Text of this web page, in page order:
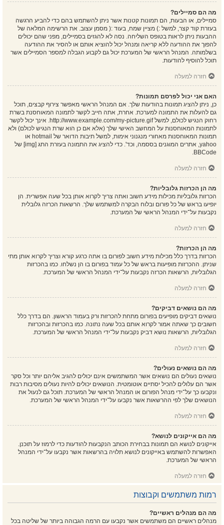
מה הם סמיילים?
סמיילים, או הבעות, הם תמונות קטנות אשר ניתן להשתמש בהם כדי להביע הרגשה
בעזרת קוד קצר, למשל :) מציין שמח, בעוד :( מסמן עצוב. את הרשימה המלאה של
ההבעות ניתן לראות בטופס השליחה. נסה לא להגזים בסמיילים, מפני שהם יכולים
להפוך את ההודעה ללא קריאה ומנהל יכול להוציא אותם או להסיר את ההודעה
בשלמותה. המנהל הראשי של המערכת יכול גם לקבוע הגבלה למספר הסמיילים אשר
תוכל להוסיף להודעות.
חזרה למעלה
האם אני יכול לפרסם תמונות?
כן, ניתן להציג תמונות בהודעות שלך. אם המנהל הראשי מאפשר צירוף קבצים, תוכל
גם להעלות את התמונה למערכת. אחרת, אתה חייב לקשר לתמונה המאוחסנת בשרת
רחוק הנגיש לכולם, למשל http://www.example.com/my-picture.gif. אינך יכול לקשר
לתמונות המאוחסנות על המחשב האישי שלך (אלא אם כן הוא שרת הנגיש לכולם) ולא
תמונות המאוחסנות מאחורי מנגנוני אימות, למשל תיבות הדואר של hotmail או
yahoo, אתרים המוגנים בססמה, וכד'. כדי להציג את התמונה בעזרת התג [img] של
BBCode.
חזרה למעלה
מה הן הכרזות גלובליות?
הכרזות גלובליות מכילות מידע חשוב ואתה צריך לקרוא אותן בכל שעה אפשרית. הן
יופיעו בראש של כל פורום ובלוח הבקרה למשתמש שלך. הרשאות הכרזה גלובלית
נקבעות על־ידי המנהל הראשי של המערכת.
חזרה למעלה
מה הן הכרזות?
הכרזות בדרך כלל מכילות מידע חשוב לפורום בו אתה כרגע קורא וצריך לקרוא אותן מתי
שניתן. ההכרזות מופיעות בראש של כל עמוד בפורום בו הן נשלחו. כמו בהכרזות
הגלובליות, הרשאות הכרזה נקבעות על־ידי המנהל הראשי של המערכת.
חזרה למעלה
מה הם נושאים דביקים?
נושאים דביקים מופיעים בפורום מתחת להכרזות ורק בעמוד הראשון. הם בדרך כלל
חשובים כך שאתה אמור לקרוא אותם בכל שעה נתונה. כמו בהכרזות ובהכרזות
הגלובליות, הרשאות נושא דביק נקבעות על־ידי המנהל הראשי של המערכת.
חזרה למעלה
מה הם נושאים נעולים?
נושאים נעולים הם נושאים אשר המשתמשים אינם יכולים להגיב אליהם יותר וכל סקר
אשר הם עלולים להכיל יסתיים אוטומטית. הנושאים יכולים להיות נעולים מסיבות רבות
ונקבעו כך על־ידי מנהל הפורום או המנהל הראשי של המערכת. תוכל גם לנעול את
הנושאים שלך לפי ההרשאות אשר נקבעו על־ידי המנהל הראשי של המערכת.
חזרה למעלה
מה הם אייקונים לנושא?
אייקונים לנושא הם תמונות בבחירת הכותב הנקבעות להודעות כדי לרמוז על תוכנן.
האפשרות להשתמש באייקונים לנושא תלויה בהרשאות אשר נקבעו על־ידי המנהל
הראשי של המערכת.
חזרה למעלה
רמות משתמשים וקבוצות
מה הם מנהלים ראשיים?
מנהלים ראשיים הם משתמשים אשר נקבעו עם הרמה הגבוהה ביותר של שליטה בכל